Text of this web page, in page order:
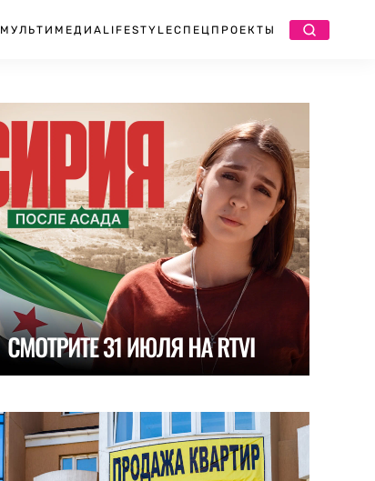
МУЛЬТИМЕДИА LIFESTYLEСПЕЦПРОЕКТЫ